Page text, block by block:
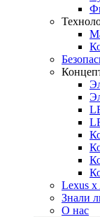
Lexus x
Знали
О нас